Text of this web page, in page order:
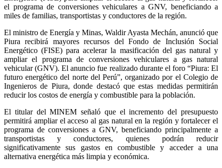
el programa de conversiones vehiculares a GNV, beneficiando a
miles de familias, transportistas y conductores de la región.
El ministro de Energía y Minas, Waldir Ayasta Mechán, anunció que
Piura recibirá mayores recursos del Fondo de Inclusión Social
Energético (FISE) para acelerar la masificación del gas natural y
ampliar el programa de conversiones vehiculares a gas natural
vehicular (GNV). El anuncio fue realizado durante el foro “Piura: El
futuro energético del norte del Perú”, organizado por el Colegio de
Ingenieros de Piura, donde destacó que estas medidas permitirán
reducir los costos de energía y combustible para la población.
El titular del MINEM señaló que el incremento del presupuesto
permitirá ampliar el acceso al gas natural en la región y fortalecer el
programa de conversiones a GNV, beneficiando principalmente a
transportistas y conductores, quienes podrán reducir
significativamente sus gastos en combustible y acceder a una
alternativa energética más limpia y económica.